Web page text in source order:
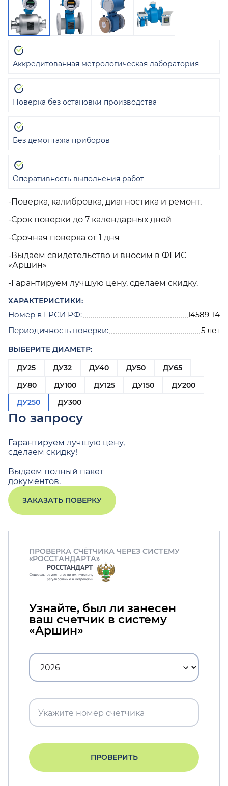
-Поверка, калибровка, диагностика и ремонт.
-Срок поверки до 7 календарных дней
-Срочная поверка от 1 дня
-Выдаем свидетельство и вносим в ФГИС
«Аршин»
-Гарантируем лучшую цену, сделаем скидку.
ХАРАКТЕРИСТИКИ:
Номер в ГРСИ РФ:
14589-14
Периодичность поверки:
5 лет
ВЫБЕРИТЕ ДИАМЕТР:
ДУ25
ДУ32 ДУ40 ДУ50
ДУ65
ДУ80
ДУ100 ДУ125 ДУ150
ДУ200
ДУ250
ДУ300
По запросу
Гарантируем лучшую цену,
сделаем скидку!
Выдаем полный пакет
документов.
ЗАКАЗАТЬ ПОВЕРКУ
Аккредитованная метрологическая лаборатория
Поверка без остановки производства
Без демонтажа приборов
Оперативность выполнения работ
ПРОВЕРКА СЧЁТЧИКА ЧЕРЕЗ СИСТЕМУ
«РОССТАНДАРТА»
Узнайте, был ли занесен
ваш счетчик в систему
«Аршин»
ПРОВЕРИТЬ